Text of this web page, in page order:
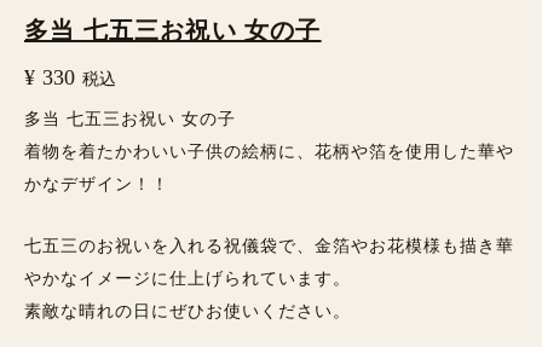
多当 七五三お祝い 女の子
¥ 330 税込
多当 七五三お祝い 女の子
着物を着たかわいい子供の絵柄に、花柄や箔を使用した華や
かなデザイン！！
七五三のお祝いを入れる祝儀袋で、金箔やお花模様も描き華
やかなイメージに仕上げられています。
素敵な晴れの日にぜひお使いください。